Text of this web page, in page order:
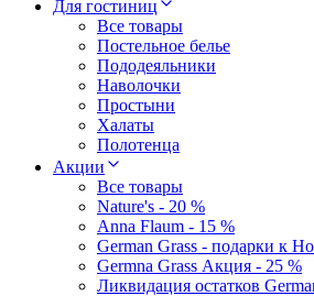
Для гостиниц
Все товары
Постельное белье
Пододеяльники
Наволочки
Простыни
Халаты
Полотенца
Акции
Все товары
Nature's - 20 %
Anna Flaum - 15 %
German Grass - подарки к
Germna Grass Акция - 25 %
Ликвидация остатков